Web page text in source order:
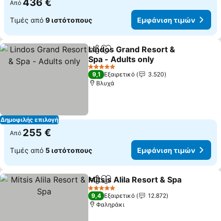
Από 436 €
Τιμές από 9 ιστότοπους Εμφάνιση τιμών
Δημοφιλής επιλογή
Κοινοποίηση
Προσθήκη στα αγαπημένα
Lindos Grand Resort &
Spa - Adults only
Εμφάνιση τιμών
5 Αστέρια
9,1 Εξαιρετικό
3.520
Βλυχά
Από 255 €
Τιμές από 5 ιστότοπους Εμφάνιση τιμών
Κοινοποίηση
Προσθήκη στα αγαπημένα
Mitsis Alila Resort & Spa
5 Αστέρια
9,4 Εξαιρετικό
12.872
Φαληράκι